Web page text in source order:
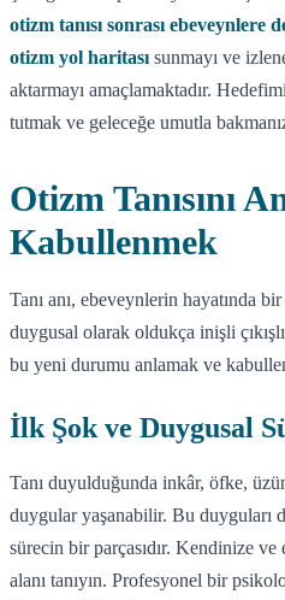
otizm tanısı sonrası ebeveynlere
otizm yol haritası sunmayı ve
aktarmayı amaçlamaktadır.
tutmak ve geleceğe umutla
Otizm Tanısını
Kabullenmek
Tanı anı, ebeveynlerin hayatında
duygusal olarak oldukça inişli
bu yeni durumu anlamak ve
İlk Şok ve Duygusal
Tanı duyulduğunda inkâr, öfke,
duygular yaşanabilir. Bu duyguları
sürecin bir parçasıdır. Kendinize ve
alanı tanıyın. Profesyonel bir